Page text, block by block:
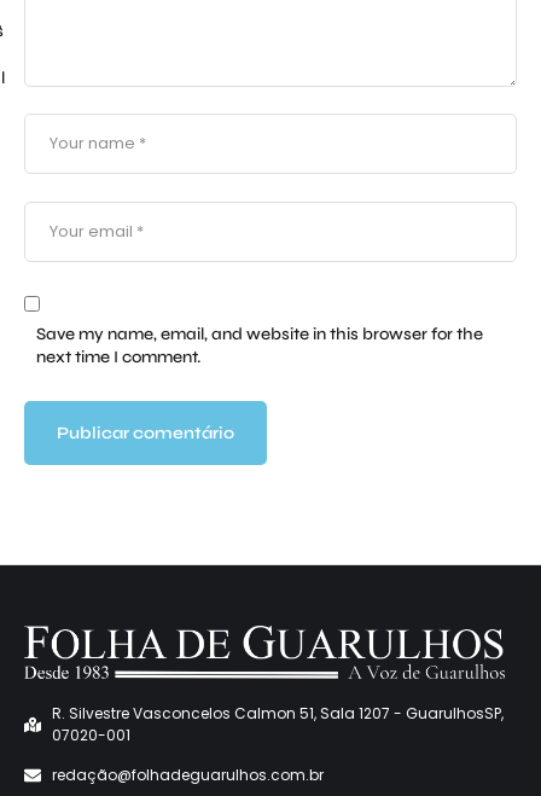
Save my name, email, and website in this browser for the
next time I comment.
R. Silvestre Vasconcelos Calmon 51, Sala 1207 - GuarulhosSP,
07020-001
redação@folhadeguarulhos.com.br